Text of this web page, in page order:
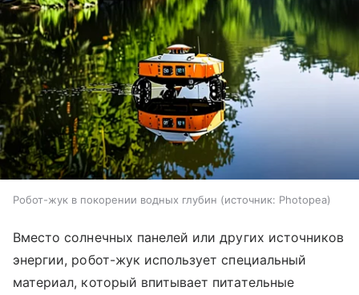
Робот-жук в покорении водных глубин источник: Photopea
Вместо солнечных панелей или других источников
энергии, робот-жук использует специальный
материал, который впитывает питательные